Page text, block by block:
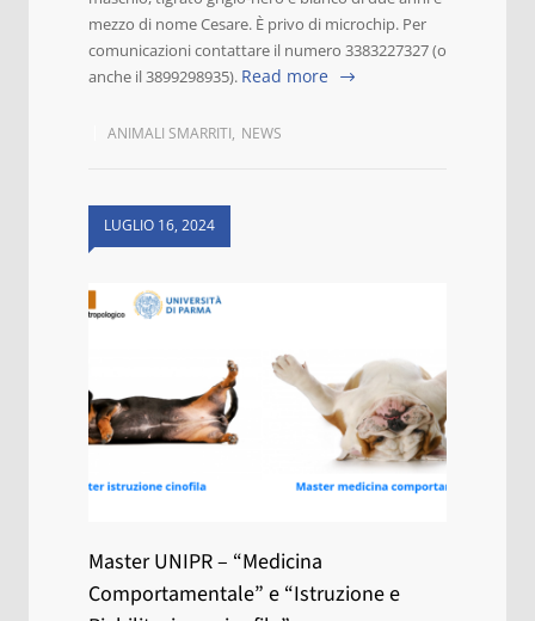
mezzo di nome Cesare. È privo di microchip. Per
comunicazioni contattare il numero 3383227327 (o
anche il 3899298935). Read more
ANIMALI SMARRITI, NEWS
LUGLIO 16, 2024
Master UNIPR – “Medicina
Comportamentale” e “Istruzione e